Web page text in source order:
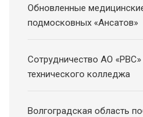
Обновленные
подмосковных «Ансатов»
Сотрудничество АО
технического колледжа
Волгоградская область